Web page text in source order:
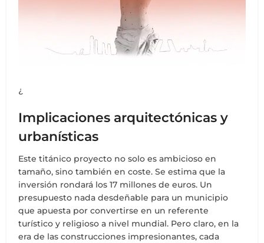
¿
Implicaciones arquitectónicas y
urbanísticas
Este titánico proyecto no solo es ambicioso en
tamaño, sino también en coste. Se estima que la
inversión rondará los 17 millones de euros. Un
presupuesto nada desdeñable para un municipio
que apuesta por convertirse en un referente
turístico y religioso a nivel mundial. Pero claro, en la
era de las construcciones impresionantes, cada